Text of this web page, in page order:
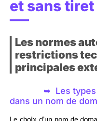
et sans tiret
Les normes
restrictions
principales
Les
dans un nom de
Le choix d’un nom de